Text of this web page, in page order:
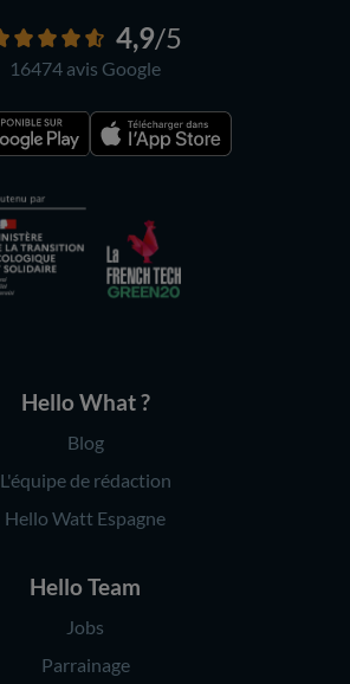
4,9/5
16474 avis Google
Hello What ?
Blog
L'équipe de rédaction
Hello Watt Espagne
Hello Team
Jobs
Parrainage